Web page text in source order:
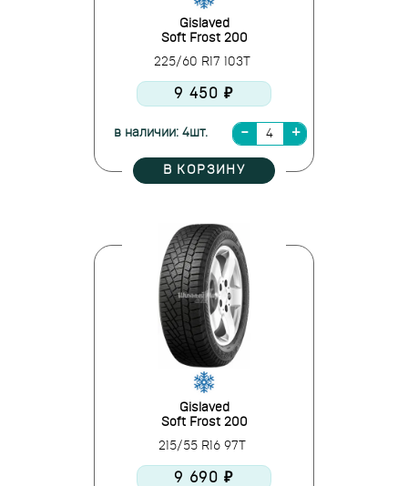
Gislaved
Soft Frost 200
225/60 R17 103T
9 450 ₽
в наличии: 4шт.
В КОРЗИНУ
Gislaved
Soft Frost 200
215/55 R16 97T
9 690 ₽